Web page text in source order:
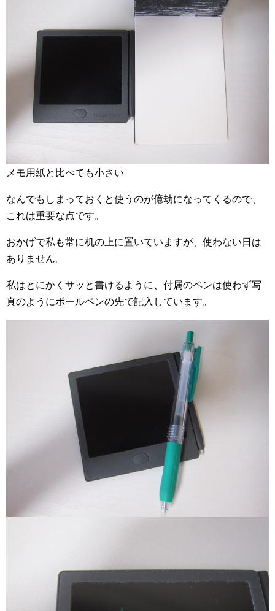
メモ用紙と比べても小さい
なんでもしまっておくと使うのが億劫になってくるので、
これは重要な点です。
おかげで私も常に机の上に置いていますが、使わない日は
ありません。
私はとにかくサッと書けるように、付属のペンは使わず写
真のようにボールペンの先で記入しています。